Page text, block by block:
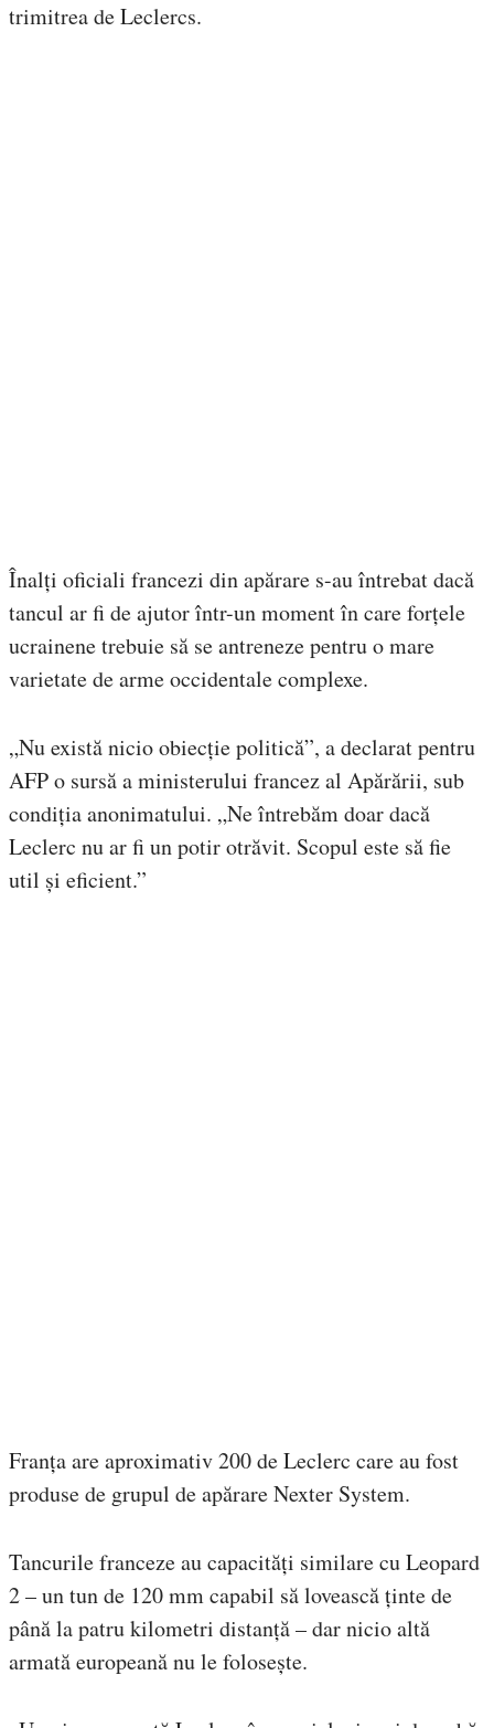
trimitrea de Leclercs.
Înalți oficiali francezi din apărare s-au întrebat dacă
tancul ar fi de ajutor într-un moment în care forțele
ucrainene trebuie să se antreneze pentru o mare
varietate de arme occidentale complexe.
„Nu există nicio obiecție politică”, a declarat pentru
AFP o sursă a ministerului francez al Apărării, sub
condiția anonimatului. „Ne întrebăm doar dacă
Leclerc nu ar fi un potir otrăvit. Scopul este să fie
util și eficient.”
Franța are aproximativ 200 de Leclerc care au fost
produse de grupul de apărare Nexter System.
Tancurile franceze au capacități similare cu Leopard
2 – un tun de 120 mm capabil să lovească ținte de
până la patru kilometri distanță – dar nicio altă
armată europeană nu le folosește.